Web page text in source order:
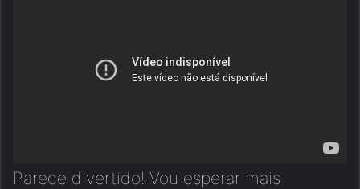
Parece divertido! Vou esperar mais